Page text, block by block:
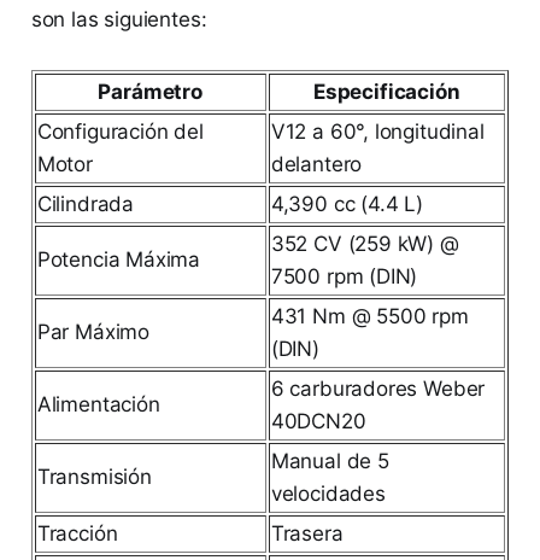
son las siguientes:
Parámetro
Especificación
Configuración del
Motor
V12 a 60°, longitudinal
delantero
Cilindrada
4,390 cc (4.4 L)
Potencia Máxima
352 CV (259 kW) @
7500 rpm (DIN)
Par Máximo
431 Nm @ 5500 rpm
(DIN)
Alimentación
6 carburadores Weber
40DCN20
Transmisión
Manual de 5
velocidades
Tracción
Trasera